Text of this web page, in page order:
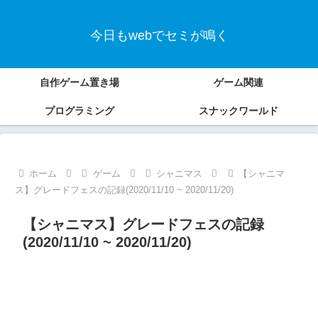
今日もwebでセミが鳴く
自作ゲーム置き場 ゲーム関連
プログラミング スナックワールド
ホーム ゲーム シャニマス
【シャニマ
ス】グレードフェスの記録(2020/11/10 ~ 2020/11/20)
【シャニマス】グレードフェスの記録
(2020/11/10 ~ 2020/11/20)